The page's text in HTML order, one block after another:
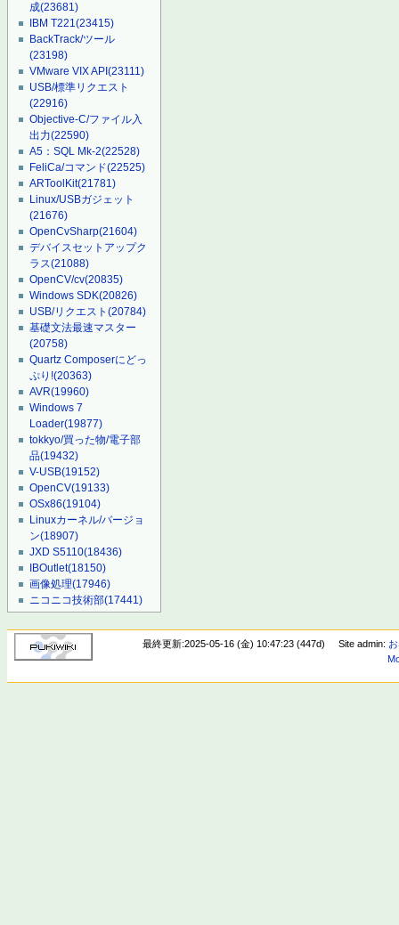
成(23681)
IBM T221(23415)
BackTrack/ツール
(23198)
VMware VIX API(23111)
USB/標準リクエスト
(22916)
Objective-C/ファイル入
出力(22590)
A5：SQL Mk-2(22528)
FeliCa/コマンド(22525)
ARToolKit(21781)
Linux/USBガジェット
(21676)
OpenCvSharp(21604)
デバイスセットアップク
ラス(21088)
OpenCV/cv(20835)
Windows SDK(20826)
USB/リクエスト(20784)
基礎文法最速マスター
(20758)
Quartz Composerにどっ
ぷり!(20363)
AVR(19960)
Windows 7
Loader(19877)
tokkyo/買った物/電子部
品(19432)
V-USB(19152)
OpenCV(19133)
OSx86(19104)
Linuxカーネル/バージョ
ン(18907)
JXD S5110(18436)
IBOutlet(18150)
画像処理(17946)
ニコニコ技術部(17441)
最終更新:2025-05-16 (金) 10:47:23 (447d) Site admin: